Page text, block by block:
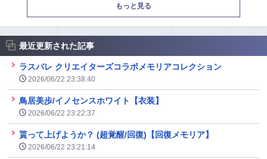
もっと見る
最近更新された記事
ラスバレ クリエイターズコラボメモリアコレクション
2026/06/22 23:38:40
鳥居美歩/イノセンスホワイト【衣装】
2026/06/22 23:22:37
貰って上げようか？ (超覚醒/回復)【回復メモリア】
2026/06/22 23:21:14